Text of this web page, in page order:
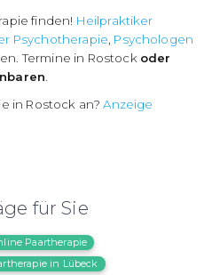
finden! Heilpraktiker
Psychotherapie Psychologen
Termine in Rostock oder
in Rostock an?Anzeige
für Sie
Paartherapie
in Lübeck